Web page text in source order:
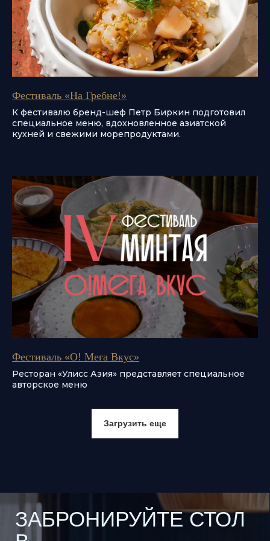
Фестиваль «На Гребне!»
К фестивалю бренд-шеф Петр Биркин подготовил
специальное меню, вдохновленное азиатской
кухней и свежими морепродуктами.
Фестиваль «О! Мега Вкус»
Ресторан «Улисс Азия» представляет специальное
авторское меню
Загрузить еще
+7
Даю согласие на обработку
персональных данных согласно
Даю согласие с условиями
пользовательского соглашения
«УЛИСС АЗИЯ»
ЗАБРОНИРУЙТЕ СТОЛ
В